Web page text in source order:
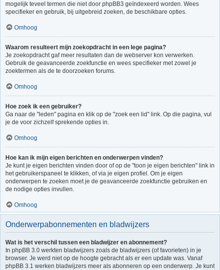
mogelijk teveel termen die niet door phpBB3 geïndexeerd worden. Wees
specifieker en gebruik, bij uitgebreid zoeken, de beschikbare opties.
Omhoog
Waarom resulteert mijn zoekopdracht in een lege pagina?
Je zoekopdracht gaf meer resultaten dan de webserver kon verwerken.
Gebruik de geavanceerde zoekfunctie en wees specifieker met zowel je
zoektermen als de te doorzoeken forums.
Omhoog
Hoe zoek ik een gebruiker?
Ga naar de "leden" pagina en klik op de "zoek een lid" link. Op die pagina, vul
je de voor zichzelf sprekende opties in.
Omhoog
Hoe kan ik mijn eigen berichten en onderwerpen vinden?
Je kunt je eigen berichten vinden door of op de "toon je eigen berichten" link in
het gebruikerspaneel te klikken, of via je eigen profiel. Om je eigen
onderwerpen te zoeken moet je de geavanceerde zoekfunctie gebruiken en
de nodige opties invullen.
Omhoog
Onderwerpabonnementen en bladwijzers
Wat is het verschil tussen een bladwijzer en abonnement?
In phpBB 3.0 werkten bladwijzers zoals de bladwijzers (of favorieten) in je
browser. Je werd niet op de hoogte gebracht als er een update was. Vanaf
phpBB 3.1 werken bladwijzers meer als abonneren op een onderwerp. Je kunt